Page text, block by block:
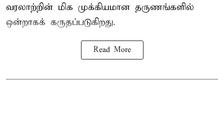
வரலாற்றின் மிக முக்கியமான தருணங்களில்
ஒன்றாகக் கருதப்படுகிறது.
Read More